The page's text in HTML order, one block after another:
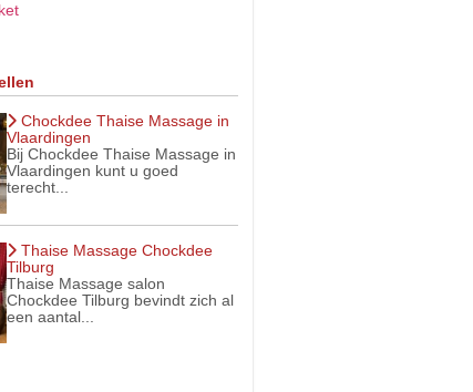
Chockdee Thaise Massage in
Vlaardingen
Bij Chockdee Thaise Massage in
Vlaardingen kunt u goed
terecht...
Thaise Massage Chockdee
Tilburg
Thaise Massage salon
Chockdee Tilburg bevindt zich al
een aantal...